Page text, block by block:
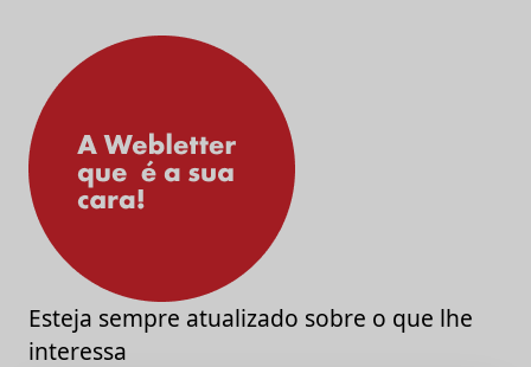
Esteja sempre atualizado sobre o que lhe
interessa